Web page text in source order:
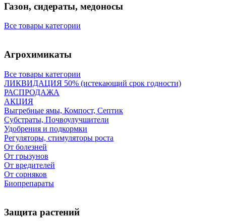
Газон, сидераты, медоносы
Все товары категории
Агрохимикаты
Все товары категории
ЛИКВИДАЦИЯ 50% (истекающий срок годности)
РАСПРОДАЖА
АКЦИЯ
Выгребные ямы, Компост, Септик
Субстраты, Почвоулучшители
Удобрения и подкормки
Регуляторы, стимуляторы роста
От болезней
От грызунов
От вредителей
От сорняков
Биопрепараты
Защита растений